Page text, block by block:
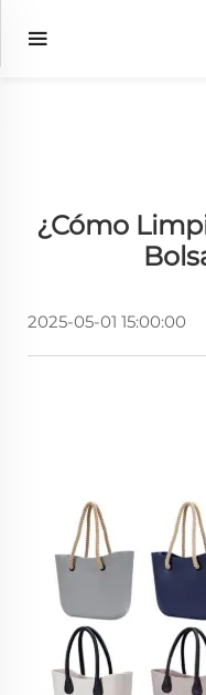
¿Cómo
2025-05-01 15:00:00